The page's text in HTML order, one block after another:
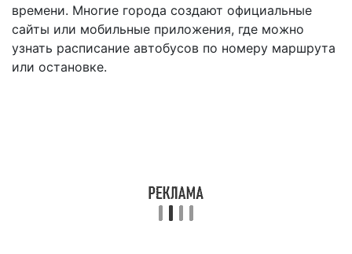
времени. Многие города создают официальные
сайты или мобильные приложения, где можно
узнать расписание автобусов по номеру маршрута
или остановке.